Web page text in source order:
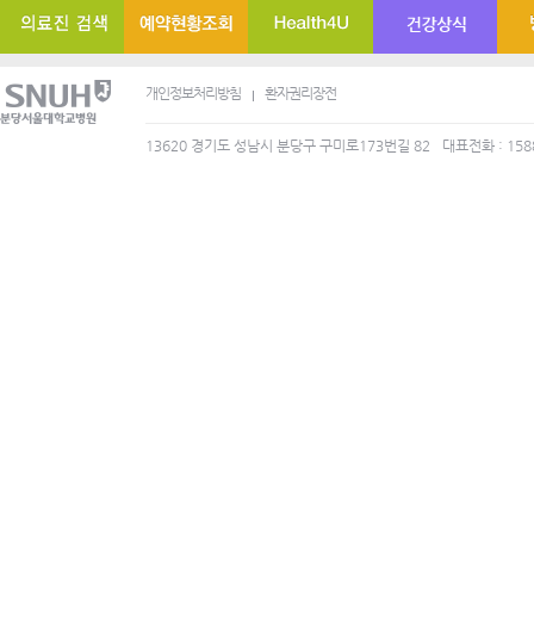
개인정보처리방침 환자권리장전
13620 경기도 성남시 분당구 구미로173번길 82 대표전화 :